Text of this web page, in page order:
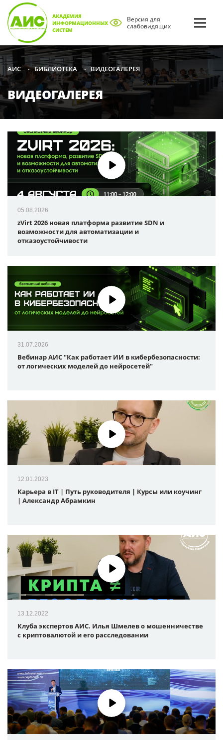
АКАДЕМИЯ
ИНФОРМАЦИОННЫХ
СИСТЕМ
Версия для
слабовидящих
АИС • БИБЛИОТЕКА • ВИДЕОГАЛЕРЕЯ
ВИДЕОГАЛЕРЕЯ
05.08.2026
zVirt 2026 новая платформа развитие SDN и
возможности для автоматизации и
отказоустойчивости
31.07.2026
Вебинар АИС "Как работает ИИ в кибербезопасности:
от логических моделей до нейросетей"
12.01.2023
Карьера в IT | Путь руководителя | Курсы или коучинг
| Александр Абрамкин
13.12.2022
Клуба экспертов АИС. Илья Шмелев о мошенничестве
с криптовалютой и его расследовании